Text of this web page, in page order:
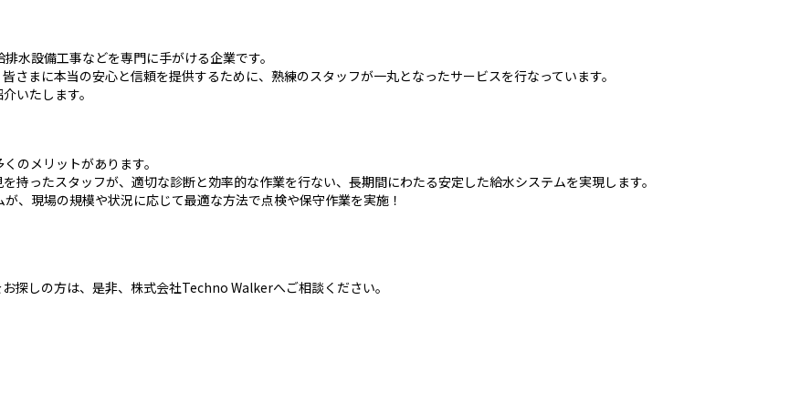
水設備工事などを専門に手がける企業です。
まに本当の安心と信頼を提供するために、熟練のスタッフが一丸となったサービスを行なっています。
いたします。
のメリットがあります。
ったスタッフが、適切な診断と効率的な作業を行ない、長期間にわたる安定した給水システムを実現します。
、現場の規模や状況に応じて最適な方法で点検や保守作業を実施！
探しの方は、是非、株式会社Techno Walkerへご相談ください。